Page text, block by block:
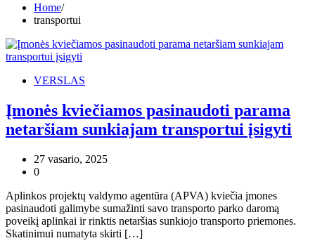
Home
transportui
VERSLAS
Įmonės kviečiamos pasinaudoti parama
netaršiam sunkiajam transportui įsigyti
27 vasario, 2025
0
Aplinkos projektų valdymo agentūra (APVA) kviečia įmones
pasinaudoti galimybe sumažinti savo transporto parko daromą
poveikį aplinkai ir rinktis netaršias sunkiojo transporto priemones.
Skatinimui numatyta skirti […]